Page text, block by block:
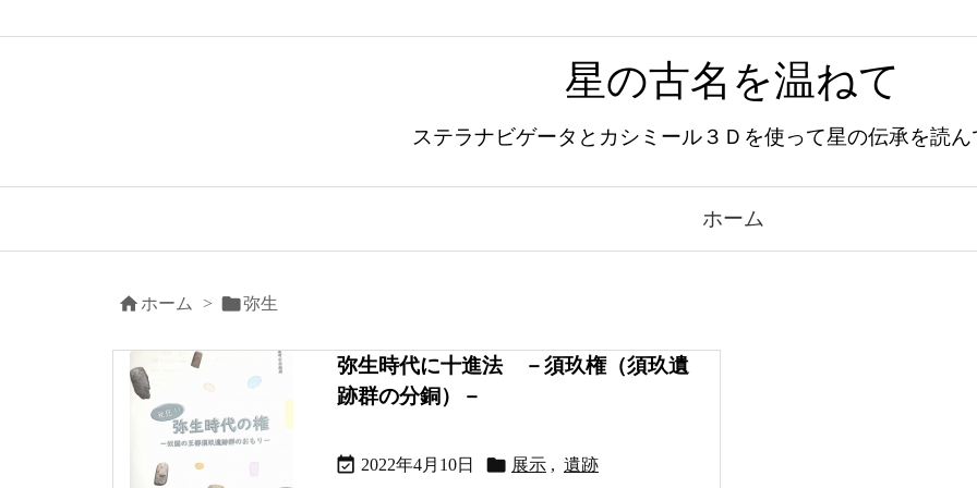
星の古名を温ねて
ステラナビゲータとカシミール３Ｄを使って星の伝承を読
ホーム
 ホーム > 弥生
弥生時代に十進法 －須玖権（須玖遺
跡群の分銅）－
 2022年4月10日  展示 , 遺跡